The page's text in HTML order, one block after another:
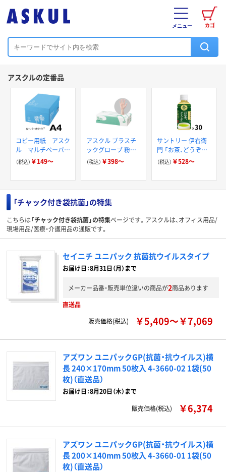
カゴ
メニュー
アスクルの定番品
コピー用紙 アスク
ル マルチペーパー
スーパーホワイト+
（税込） ￥149～
アスクル プラスチ
ックグローブ 粉な
し（パウダーフリー）
（税込） ￥398～
サントリー 伊右衛
門 「お茶、どうぞ。」
緑茶
（税込） ￥528～
「チャック付き袋抗菌」の特集
こちらは「チャック付き袋抗菌」の特集ページです。アスクルは、オフィス用品/
現場用品/医療・介護用品の通販です。
セイニチ ユニパック 抗菌抗ウイルスタイプ
お届け日：8月31日（月）まで
メーカー品番・販売単位違いの商品が2商品あります
直送品
販売価格(税込)
￥5,409～￥7,069
アズワン ユニパックGP(抗菌・抗ウイルス)横
長 240×170mm 50枚入 4-3660-02 1袋(50
枚)（直送品）
お届け日：8月20日（木）まで
販売価格(税込)
￥6,374
アズワン ユニパックGP(抗菌・抗ウイルス)横
長 200×140mm 50枚入 4-3660-01 1袋(50
枚)（直送品）